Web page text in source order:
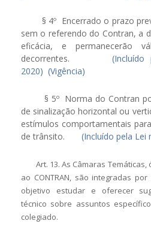
§ 4º Encerrado o prazo
sem o referendo do Contran, a
eficácia, e permanecerão
decorrentes.
(Incluído
2020) (Vigência)
§ 5º Norma do Contran
de sinalização horizontal ou
estímulos comportamentais
de trânsito.
(Incluído pela Lei
Art. 13. As Câmaras Temáticas,
ao CONTRAN, são integradas
objetivo estudar e oferecer
técnico sobre assuntos
colegiado.